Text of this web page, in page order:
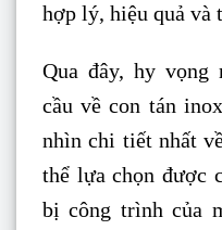
hợp lý, hiệu quả và
Qua đây, hy vọng
cầu về con tán
nhìn chi tiết nhất
thể lựa chọn được
bị công trình của